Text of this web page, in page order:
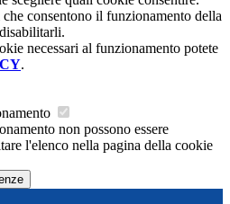
consentono il funzionamento della
necessari al funzionamento potete
.
non possono essere
l'elenco nella pagina della cookie